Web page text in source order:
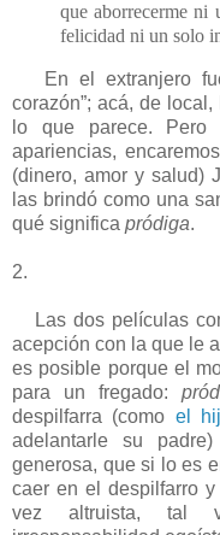
que aborrecerme ni
felicidad ni un solo
En el extranjero
corazón”; acá, de
lo que parece. Pero
apariencias,
(dinero, amor y salud)
las brindó como una
qué significa pródiga.
2.
Las dos películas
acepción con la que le
es posible porque el
para un fregado:
despilfarra (como el
adelantarle su
generosa, que si lo es
caer en el despilfarro y
vez altruista, tal